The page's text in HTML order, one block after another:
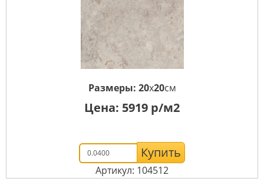
Размеры: 20x20см
Цена: 5919 р/м2
Купить
Артикул: 104512